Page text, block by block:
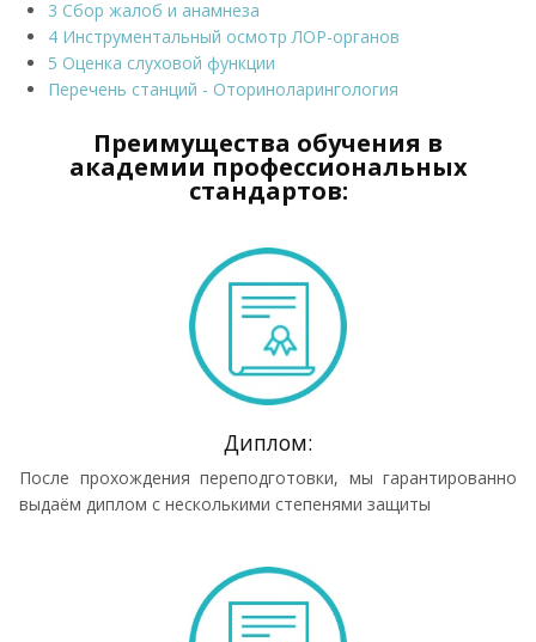
3 Сбор жалоб и анамнеза
4 Инструментальный осмотр ЛОР-органов
5 Оценка слуховой функции
Перечень станций - Оториноларингология
Преимущества обучения в
академии профессиональных
стандартов:
Диплом:
После прохождения переподготовки, мы гарантированно
выдаём диплом с несколькими степенями защиты